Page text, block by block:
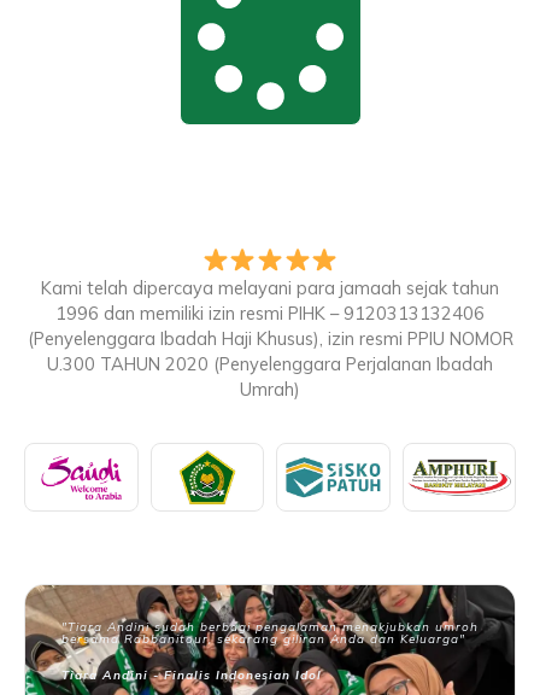
Kami telah dipercaya melayani para jamaah sejak tahun
1996 dan memiliki izin resmi PIHK – 9120313132406
(Penyelenggara Ibadah Haji Khusus), izin resmi PPIU NOMOR
U.300 TAHUN 2020 (Penyelenggara Perjalanan Ibadah
Umrah)
"Tiara Andini sudah berbagi pengalaman menakjubkan umroh
bersama Rabbanitour, sekarang giliran Anda dan Keluarga"
Tiara Andini - Finalis Indonesian Idol